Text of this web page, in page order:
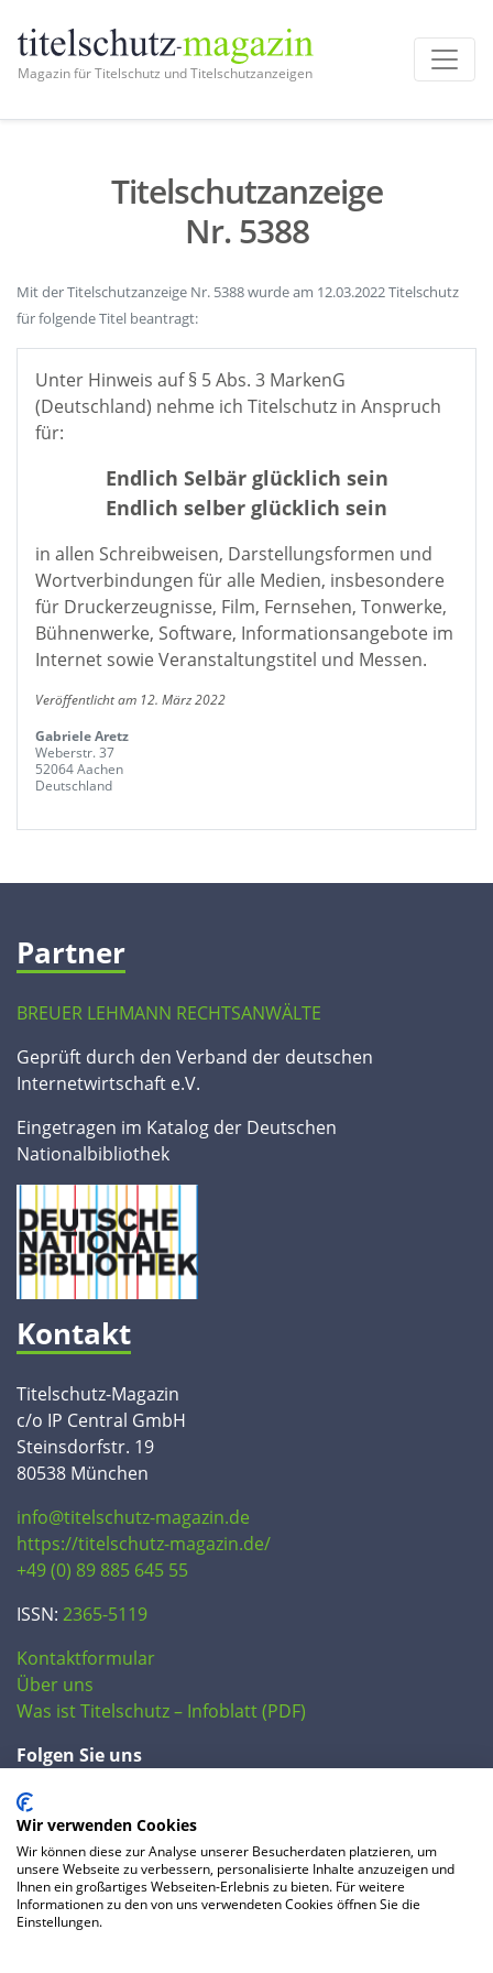
Magazin für Titelschutz und Titelschutzanzeigen
Titelschutzanzeige
Nr. 5388
Mit der Titelschutzanzeige Nr. 5388 wurde am 12.03.2022 Titelschutz
für folgende Titel beantragt:
Unter Hinweis auf § 5 Abs. 3 MarkenG
(Deutschland) nehme ich Titelschutz in Anspruch
für:
Endlich Selbär glücklich sein
Endlich selber glücklich sein
in allen Schreibweisen, Darstellungsformen und
Wortverbindungen für alle Medien, insbesondere
für Druckerzeugnisse, Film, Fernsehen, Tonwerke,
Bühnenwerke, Software, Informationsangebote im
Internet sowie Veranstaltungstitel und Messen.
Veröffentlicht am 12. März 2022
Gabriele Aretz
Weberstr. 37
52064 Aachen
Deutschland
Partner
BREUER LEHMANN RECHTSANWÄLTE
Geprüft durch den Verband der deutschen
Internetwirtschaft e.V.
Eingetragen im Katalog der Deutschen
Nationalbibliothek
Kontakt
Titelschutz-Magazin
c/o IP Central GmbH
Steinsdorfstr. 19
80538 München
info@titelschutz-magazin.de
https://titelschutz-magazin.de/
+49 (0) 89 885 645 55
ISSN: 2365-5119
Kontaktformular
Über uns
Was ist Titelschutz – Infoblatt (PDF)
Folgen Sie uns
Wir verwenden Cookies
Wir können diese zur Analyse unserer Besucherdaten platzieren, um
unsere Webseite zu verbessern, personalisierte Inhalte anzuzeigen und
Ihnen ein großartiges Webseiten-Erlebnis zu bieten. Für weitere
Informationen zu den von uns verwendeten Cookies öffnen Sie die
Einstellungen.